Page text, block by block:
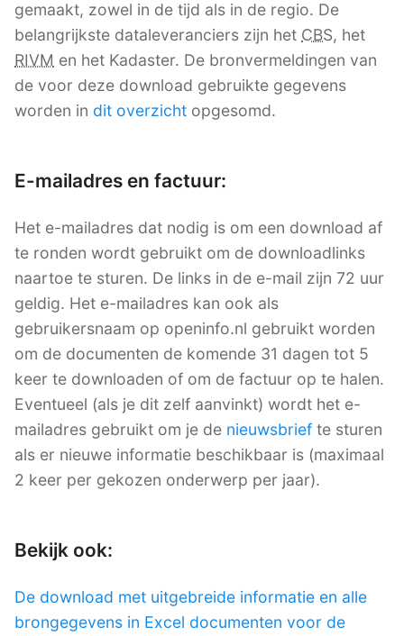
gemaakt, zowel in de tijd als in de regio. De
belangrijkste dataleveranciers zijn het CBS, het
RIVM en het Kadaster. De bronvermeldingen van
de voor deze download gebruikte gegevens
worden in dit overzicht opgesomd.
E-mailadres en factuur:
Het e-mailadres dat nodig is om een download af
te ronden wordt gebruikt om de downloadlinks
naartoe te sturen. De links in de e-mail zijn 72 uur
geldig. Het e-mailadres kan ook als
gebruikersnaam op openinfo.nl gebruikt worden
om de documenten de komende 31 dagen tot 5
keer te downloaden of om de factuur op te halen.
Eventueel (als je dit zelf aanvinkt) wordt het e-
mailadres gebruikt om je de nieuwsbrief te sturen
als er nieuwe informatie beschikbaar is (maximaal
2 keer per gekozen onderwerp per jaar).
Bekijk ook:
De download met uitgebreide informatie en alle
brongegevens in Excel documenten voor de